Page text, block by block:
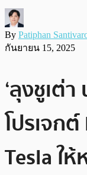
By Patiphan
กันยายน 15, 2025
‘ลุงชูเต่
โปรเจก
Tesla ใ